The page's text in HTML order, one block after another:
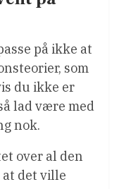
på ikke at
som
du ikke er
lad være med
nok.
over al den
at det ville